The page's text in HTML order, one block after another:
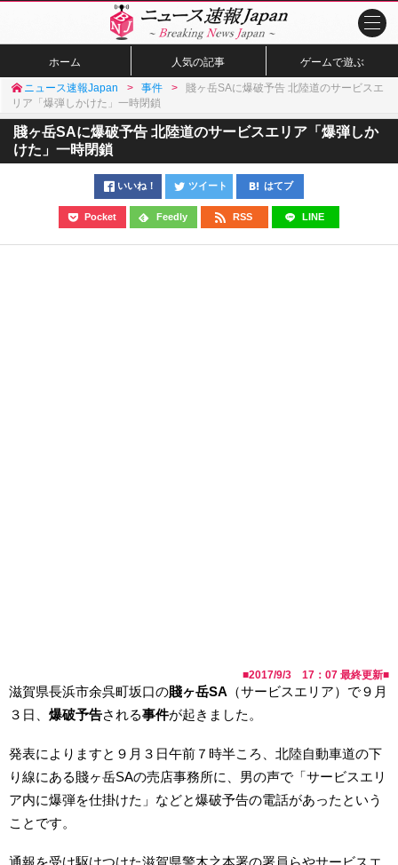
ホーム 人気の記事 ゲームで遊ぶ
ニュース速報Japan 事件
賤ヶ岳SAに爆破予告 北陸道のサービスエ
リア「爆弾しかけた」一時閉鎖
賤ヶ岳SAに爆破予告 北陸道のサービスエリア「爆弾しか
けた」一時閉鎖
いいね！ ツイート はてブ
Pocket Feedly RSS LINE
■2017/9/3 17：07 最終更新■
滋賀県長浜市余呉町坂口の賤ヶ岳SA （サービスエリア）で９月
３日、 爆破予告される事件が起きました。
発表によりますと９月３日午前７時半ころ、北陸自動車道の下
り線にある賤ヶ岳SAの売店事務所に、男の声で「サービスエリ
ア内に爆弾を仕掛けた」などと爆破予告の電話があったという
ことです。
通報を受け駆けつけた滋賀県警木之本署の署員らやサービスエ